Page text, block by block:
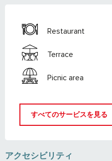
Restaurant
Terrace
Picnic area
すべてのサービスを見る
アクセシビリティ